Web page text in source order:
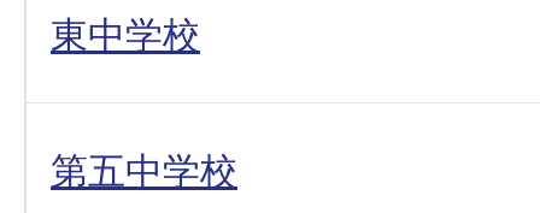
東中学校
第五中学校